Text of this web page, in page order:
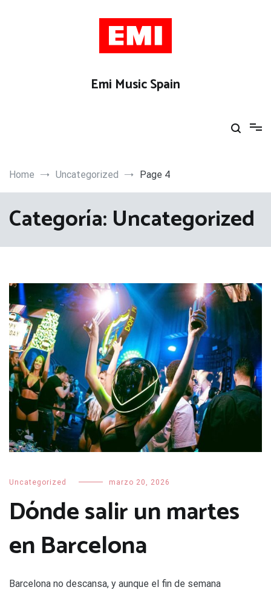
Emi Music Spain
Home Uncategorized Page 4
Categoría: Uncategorized
Uncategorized marzo 20, 2026
Dónde salir un martes
en Barcelona
Barcelona no descansa, y aunque el fin de semana